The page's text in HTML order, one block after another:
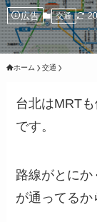
広告 交通
ホーム 交通
台北はMRT
です。
路線がとにか
が通ってるか